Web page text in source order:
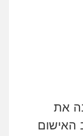
השכנה את
האישום